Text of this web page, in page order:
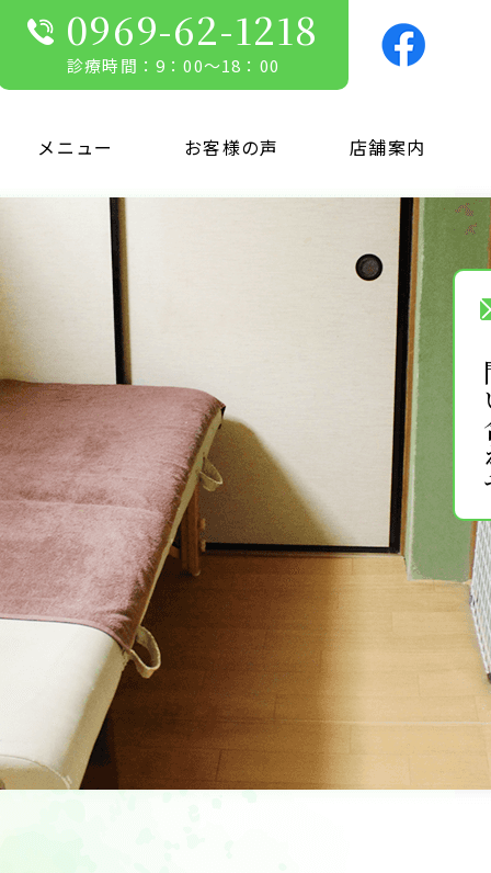
0969-62-1218
診療時間：9：00～18：00
メニュー お客様の声 店舗案内